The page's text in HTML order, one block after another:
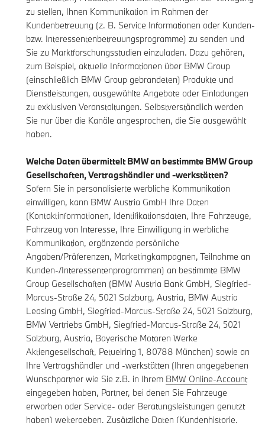
zu stellen, Ihnen Kommunikation im Rahmen der
Kundenbetreuung (z. B. Service Informationen oder Kunden-
bzw. Interessentenbetreuungsprogramme) zu senden und
Sie zu Marktforschungsstudien einzuladen. Dazu gehören,
zum Beispiel, aktuelle Informationen über BMW Group
(einschließlich BMW Group gebrandeten) Produkte und
Dienstleistungen, ausgewählte Angebote oder Einladungen
zu exklusiven Veranstaltungen. Selbstverständlich werden
Sie nur über die Kanäle angesprochen, die Sie ausgewählt
haben.
Welche Daten übermittelt BMW an bestimmte BMW Group
Gesellschaften, Vertragshändler und -werkstätten?
Sofern Sie in personalisierte werbliche Kommunikation
einwilligen, kann BMW Austria GmbH Ihre Daten
(Kontaktinformationen, Identifikationsdaten, Ihre Fahrzeuge,
Fahrzeug von Interesse, Ihre Einwilligung in werbliche
Kommunikation, ergänzende persönliche
Angaben/Präferenzen, Marketingkampagnen, Teilnahme an
Kunden-/Interessentenprogrammen) an bestimmte BMW
Group Gesellschaften (BMW Austria Bank GmbH, Siegfried-
Marcus-Straße 24, 5021 Salzburg, Austria, BMW Austria
Leasing GmbH, Siegfried-Marcus-Straße 24, 5021 Salzburg,
BMW Vertriebs GmbH, Siegfried-Marcus-Straße 24, 5021
Salzburg, Austria, Bayerische Motoren Werke
Aktiengesellschaft, Petuelring 1, 80788 München) sowie an
Ihre Vertragshändler und -werkstätten (Ihren angegebenen
Wunschpartner wie Sie z.B. in Ihrem BMW Online-Account
eingegeben haben, Partner, bei denen Sie Fahrzeuge
erworben oder Service- oder Beratungsleistungen genutzt
haben) weitergeben. Zusätzliche Daten (Kundenhistorie,